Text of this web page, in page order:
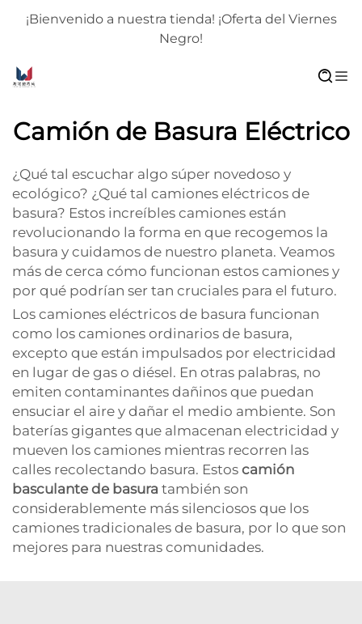
¡Bienvenido a nuestra tienda! ¡Oferta del Viernes
Negro!
Camión de Basura Eléctrico
¿Qué tal escuchar algo súper novedoso y
ecológico? ¿Qué tal camiones eléctricos de
basura? Estos increíbles camiones están
revolucionando la forma en que recogemos la
basura y cuidamos de nuestro planeta. Veamos
más de cerca cómo funcionan estos camiones y
por qué podrían ser tan cruciales para el futuro.
Los camiones eléctricos de basura funcionan
como los camiones ordinarios de basura,
excepto que están impulsados por electricidad
en lugar de gas o diésel. En otras palabras, no
emiten contaminantes dañinos que puedan
ensuciar el aire y dañar el medio ambiente. Son
baterías gigantes que almacenan electricidad y
mueven los camiones mientras recorren las
calles recolectando basura. Estos camión
basculante de basura también son
considerablemente más silenciosos que los
camiones tradicionales de basura, por lo que son
mejores para nuestras comunidades.